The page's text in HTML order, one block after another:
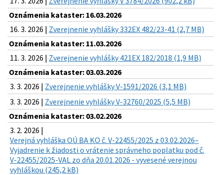
Oznámenia kataster: 16.03.2026
16. 3. 2026 | Zverejnenie vyhlášky 332EX 482/23-41 (2,7 MB)
Oznámenia kataster: 11.03.2026
11. 3. 2026 | Zverejnenie vyhlášky 421EX 182/2018 (1,9 MB)
Oznámenia kataster: 03.03.2026
3. 3. 2026 | Zverejnenie vyhlášky V-1591/2026 (3,1 MB)
3. 3. 2026 | Zverejnenie vyhlášky V-32760/2025 (5,5 MB)
Oznámenia kataster: 03.02.2026
3. 2. 2026 |
Verejná vyhláška OÚ BA KO č. V-22455/2025 z 03.02.2026–
Vyjadrenie k žiadosti o vrátenie správneho poplatku pod č.
V-22455/2025-VAL zo dňa 20.01.2026 - vyvesené verejnou
vyhláškou (245,2 kB)